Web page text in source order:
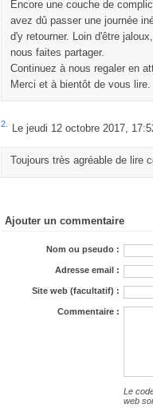
Encore une couche de
avez dû passer une journée
d'y retourner. Loin d'être
nous faites partager.
Continuez à nous regaler en
Merci et à bientôt de vous lire.
2. Le jeudi 12 octobre 2017,
Toujours très agréable de lire
Ajouter un commentaire
Nom ou pseudo :
Adresse email :
Site web (facultatif) :
Commentaire :
Le
web